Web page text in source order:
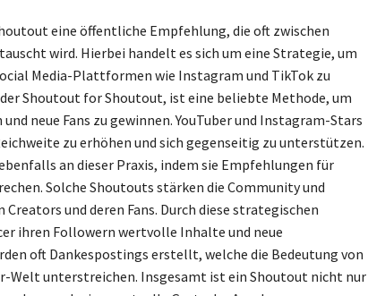
eine öffentliche Empfehlung, die oft zwischen
wird. Hierbei handelt es sich um eine Strategie, um
Media-Plattformen wie Instagram und TikTok zu
Shoutout for Shoutout, ist eine beliebte Methode, um
neue Fans zu gewinnen. YouTuber und Instagram-Stars
zu erhöhen und sich gegenseitig zu unterstützen.
an dieser Praxis, indem sie Empfehlungen für
Solche Shoutouts stärken die Community und
und deren Fans. Durch diese strategischen
ihren Followern wertvolle Inhalte und neue
oft Dankespostings erstellt, welche die Bedeutung von
Welt unterstreichen. Insgesamt ist ein Shoutout nicht nur